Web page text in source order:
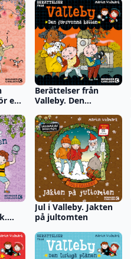
en
Berättelser från
Valleby. Den
Jul i Valleby. Jakten
på jultomten